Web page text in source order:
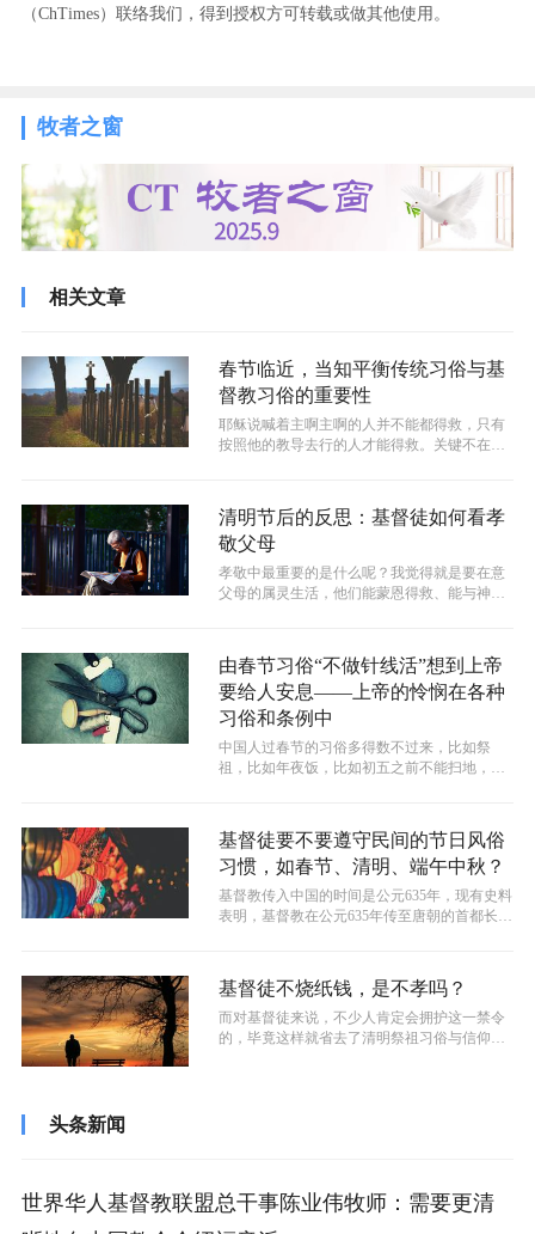
（ChTimes）联络我们，得到授权方可转载或做其他使用。
牧者之窗
相关文章
春节临近，当知平衡传统习俗与基
督教习俗的重要性
耶稣说喊着主啊主啊的人并不能都得救，只有
按照他的教导去行的人才能得救。关键不在于
清明节后的反思：基督徒如何看孝
敬父母
孝敬中最重要的是什么呢？我觉得就是要在意
父母的属灵生活，他们能蒙恩得救、能与神同
由春节习俗“不做针线活”想到上帝
要给人安息——上帝的怜悯在各种
习俗和条例中
中国人过春节的习俗多得数不过来，比如祭
祖，比如年夜饭，比如初五之前不能扫地，倒
基督徒要不要遵守民间的节日风俗
习惯，如春节、清明、端午中秋？
基督教传入中国的时间是公元635年，现有史料
表明，基督教在公元635年传至唐朝的首都长
基督徒不烧纸钱，是不孝吗？
而对基督徒来说，不少人肯定会拥护这一禁令
的，毕竟这样就省去了清明祭祖习俗与信仰的
头条新闻
世界华人基督教联盟总干事陈业伟牧师：需要更清